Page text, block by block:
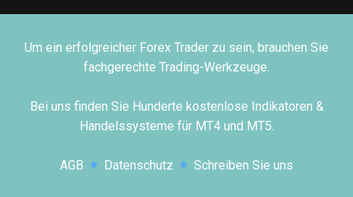
Um ein erfolgreicher Forex Trader zu sein, brauchen Sie
fachgerechte Trading-Werkzeuge.
Bei uns finden Sie Hunderte kostenlose Indikatoren &
Handelssysteme für MT4 und MT5.
AGB Datenschutz Schreiben Sie uns